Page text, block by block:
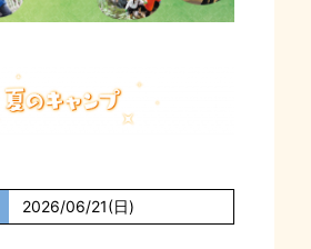
2026/06/21(日)